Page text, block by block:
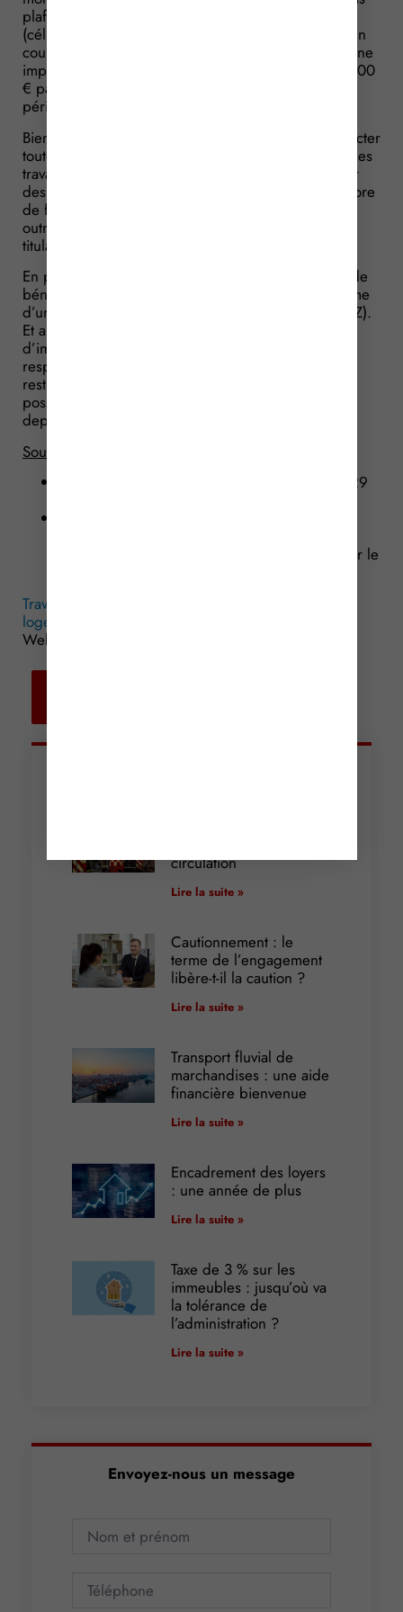
plafonné à 8 000 € pour une personne seule
(célibataire, veuve ou divorcée) ou 16 000 € pour un
couple (couple marié ou lié par un Pacs, soumis à une
imposition commune), ce plafond étant majoré de 400
€ par personne à charge (plafond apprécié sur une
période de 5 années).
Bien entendu, cet avantage fiscal suppose de respecter
toutes ses conditions d’application : non seulement les
travaux, équipements et matériaux doivent respecter
des critères techniques très précis (ils viennent encore
de faire l’objet de quelques ajustements), mais en
outre ils doivent être réalisés par une entreprise
titulaire d’un label RGE.
En plus de cet avantage fiscal, il est aussi possible de
bénéficier d’un avantage financier qui prend la forme
d’un prêt à taux 0 pour financer ces travaux (éco-PTZ).
Et alors que le cumul de cet éco-PTZ et du crédit
d’impôt n’était possible que pour les personnes qui
respectaient des conditions de ressources, cette
restriction est supprimée. En pratique, ce cumul
possible sans conditions de ressources est effectif
depuis le 1er mars 2016.
Source :
Loi de Finances pour 2017 n° 2016-1917 du 29
général des impôts relatif au crédit d’impôt sur le
Travaux d’amélioration énergétique dans votre
logement : cumulez les avantages !
WebLex – 2016
circulation
Lire la suite »
Cautionnement : le
terme de l’engagement
libère-t-il la caution ?
Lire la suite »
Transport fluvial de
marchandises : une aide
financière bienvenue
Lire la suite »
Encadrement des loyers
: une année de plus
Lire la suite »
Taxe de 3 % sur les
immeubles : jusqu’où va
la tolérance de
l’administration ?
Lire la suite »
Envoyez-nous un message